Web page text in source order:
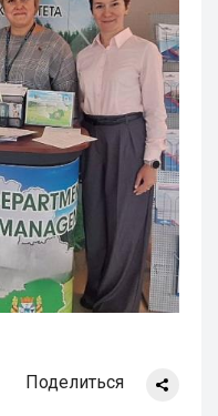
Поделиться